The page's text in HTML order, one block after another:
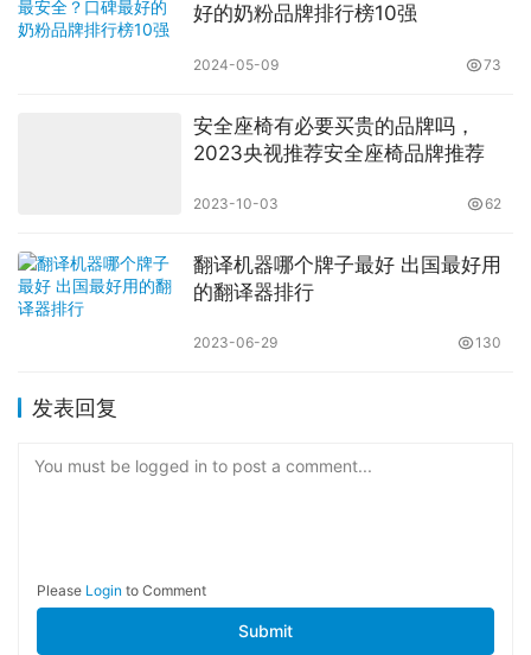
好的奶粉品牌排行榜10强
2024-05-09 73
安全座椅有必要买贵的品牌吗，
2023央视推荐安全座椅品牌推荐
2023-10-03 62
翻译机器哪个牌子最好 出国最好用
的翻译器排行
2023-06-29 130
发表回复
You must be logged in to post a comment...
Please Login to Comment
Submit